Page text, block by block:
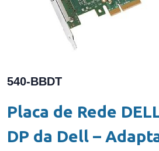
540-BBDT
Placa de Rede
DP da Dell –